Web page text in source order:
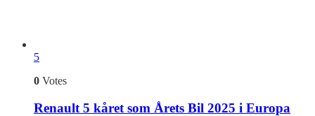
5
0 Votes
Renault 5 kåret som Årets Bil 2025 i Europa